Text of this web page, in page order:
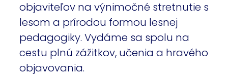
objaviteľov na výnimočné stretnutie s
lesom a prírodou formou lesnej
pedagogiky. Vydáme sa spolu na
cestu plnú zážitkov, učenia a hravého
objavovania.